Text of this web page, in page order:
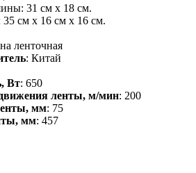
31 см х 18 см.
35 см х 16 см х 16 см.
ленточная
: Китай
Вт: 650
ленты, м/мин: 200
мм: 75
мм: 457